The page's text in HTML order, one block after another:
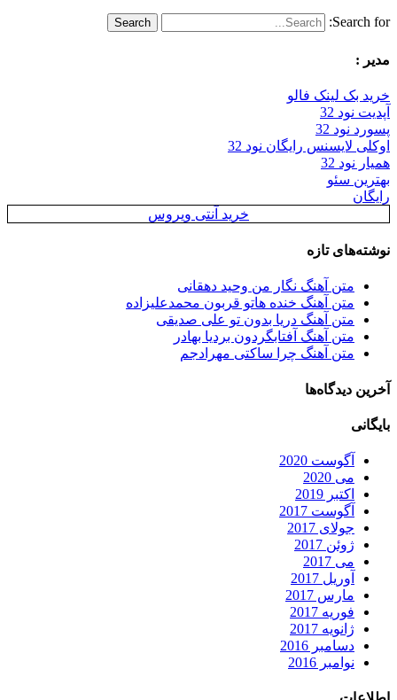
Search for:
مدیر :
خرید بک لینک فالو
آپدیت نود 32
پسورد نود 32
اوکلی لایسنس رایگان نود 32
همیار نود 32
بهترین سئو
رایگان
خرید آنتی ویروس
نوشته‌های تازه
متن آهنگ نگار من وحید دهقانی
متن آهنگ خنده هاتو قربون محمدعلیزاده
متن آهنگ دریا بدون تو علی صدیقی
متن آهنگ آفتابگردون بردیا بهادر
متن آهنگ چرا ساکتی مهرادجم
آخرین دیدگاه‌ها
بایگانی
آگوست 2020
می 2020
اکتبر 2019
آگوست 2017
جولای 2017
ژوئن 2017
می 2017
آوریل 2017
مارس 2017
فوریه 2017
ژانویه 2017
دسامبر 2016
نوامبر 2016